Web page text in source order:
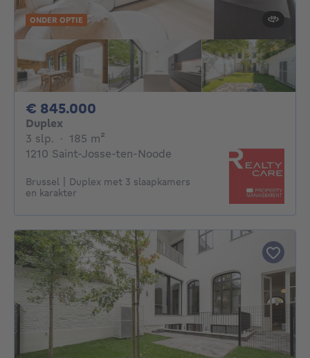
ONDER OPTIE
€ 845.000
Duplex
3 slp. 3 slaapkamers
· 185 m²
1210 Saint-Josse-ten-Noode
Brussel | Duplex met 3 slaapkamers
en karakter